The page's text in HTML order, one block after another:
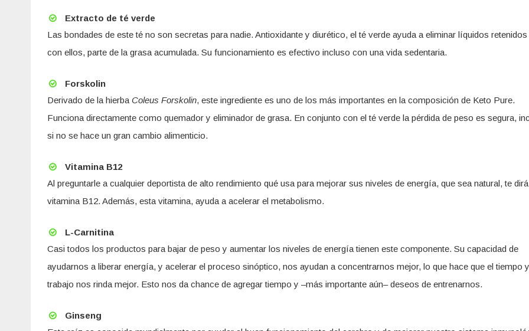
Extracto de té verde
Las bondades de este té no son secretas para nadie. Antioxidante y diurético, el té verde ayuda a eliminar líquidos retenidos
con ellos, parte de la grasa acumulada. Su funcionamiento es efectivo incluso con una vida sedentaria.
Forskolin
Derivado de la hierba Coleus Forskolin, este ingrediente es uno de los más importantes en la composición de Keto Pure.
Funciona directamente como quemador y eliminador de grasa. En conjunto con el té verde la pérdida de peso es segura,
si no se hace un gran cambio alimenticio.
Vitamina B12
Al preguntarle a cualquier deportista de alto rendimiento qué usa para mejorar sus niveles de energía, que sea natural, te
vitamina B12. Además, esta vitamina, ayuda a acelerar el metabolismo.
L-Carnitina
Casi todos los productos para bajar de peso y aumentar los niveles de energía tienen este componente. Su capacidad de
ayudarnos a liberar energía, y acelerar el proceso sinóptico, nos ayudan a concentrarnos mejor, lo que hace que el tiempo
trabajo nos rinda mejor. Esto nos da chance de agregar tiempo y –más importante aún– deseos de entrenarnos.
Ginseng